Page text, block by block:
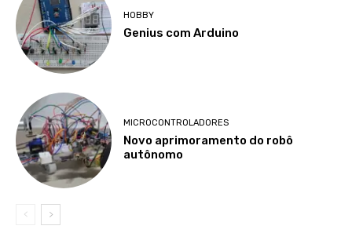
HOBBY
Genius com Arduino
MICROCONTROLADORES
Novo aprimoramento do robô
autônomo